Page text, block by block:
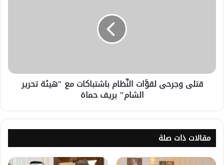
قتلى وجرحى لقوَّات النِّظام باشتباكات مع "هيئة تحرير
الشام" بريف حماة
مقالات ذات صلة